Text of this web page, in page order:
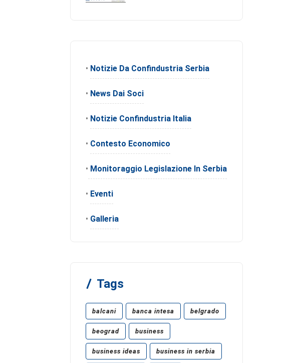
• Notizie Da Confindustria Serbia
• News Dai Soci
• Notizie Confindustria Italia
• Contesto Economico
• Monitoraggio Legislazione In Serbia
• Eventi
• Galleria
Tags
balcani banca intesa belgrado
beograd business
business ideas business in serbia